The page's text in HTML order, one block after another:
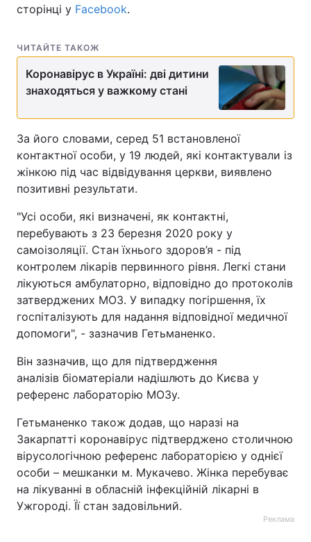
сторінці у Facebook.
ЧИТАЙТЕ ТАКОЖ
Коронавірус в Україні: дві дитини
знаходяться у важкому стані
За його словами, серед 51 встановленої
контактної особи, у 19 людей, які контактували із
жінкою під час відвідування церкви, виявлено
позитивні результати.
"Усі особи, які визначені, як контактні,
перебувають з 23 березня 2020 року у
самоізоляції. Стан їхнього здоров’я - під
контролем лікарів первинного рівня. Легкі стани
лікуються амбулаторно, відповідно до протоколів
затверджених МОЗ. У випадку погіршення, їх
госпіталізують для надання відповідної медичної
допомоги", - зазначив Гетьманенко.
Він зазначив, що для підтвердження
аналізів біоматеріали надішлють до Києва у
референс лабораторію МОЗу.
Гетьманенко також додав, що наразі на
Закарпатті коронавірус підтверджено столичною
вірусологічною референс лабораторією у однієї
особи – мешканки м. Мукачево. Жінка перебуває
на лікуванні в обласній інфекційній лікарні в
Ужгороді. Її стан задовільний.
Реклама